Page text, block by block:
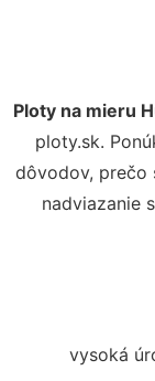
Ploty na mieru
ploty.sk.
dôvodov, prečo
nadviazanie
vysoká